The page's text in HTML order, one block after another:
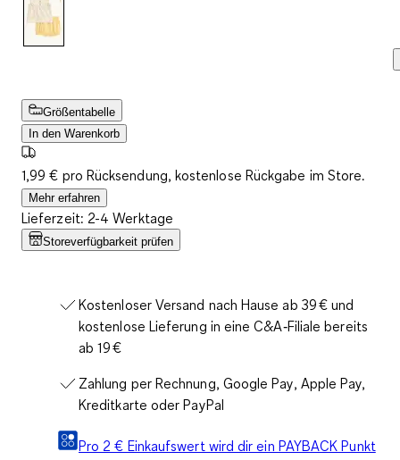
Größentabelle
In den Warenkorb
1,99 € pro Rücksendung, kostenlose Rückgabe im Store.
Mehr erfahren
Lieferzeit: 2-4 Werktage
Storeverfügbarkeit prüfen
Kostenloser Versand nach Hause ab 39 € und
kostenlose Lieferung in eine C&A‑Filiale bereits
ab 19 €
Zahlung per Rechnung, Google Pay, Apple Pay,
Kreditkarte oder PayPal
Pro 2 € Einkaufswert wird dir ein PAYBACK Punkt